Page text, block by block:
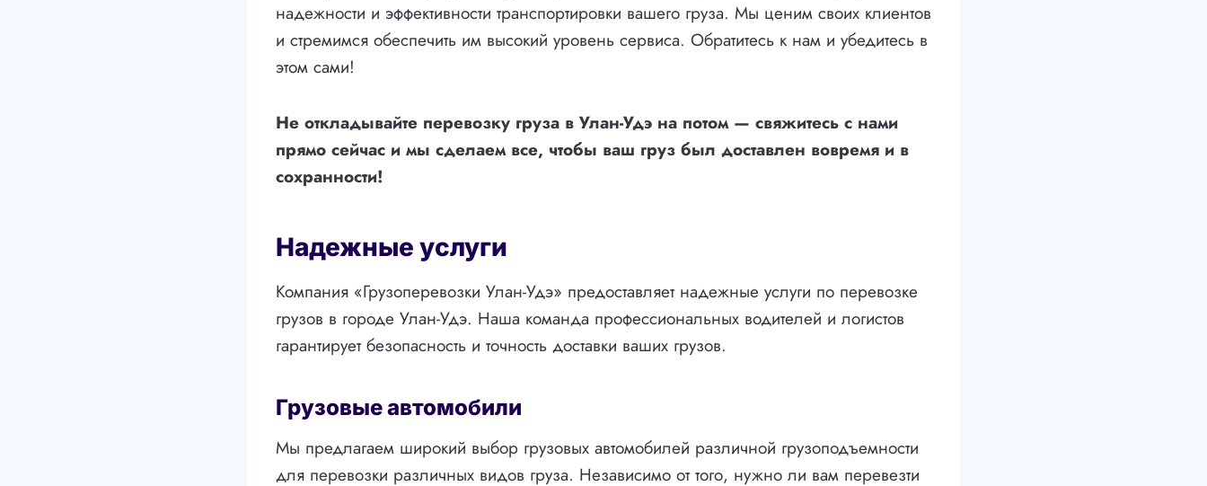
надежности и эффективности транспортировки вашего груза. Мы ценим своих клиентов
и стремимся обеспечить им высокий уровень сервиса. Обратитесь к нам и убедитесь в
этом сами!
Не откладывайте перевозку груза в Улан-Удэ на потом — свяжитесь с нами
прямо сейчас и мы сделаем все, чтобы ваш груз был доставлен вовремя и в
сохранности!
Надежные услуги
Компания «Грузоперевозки Улан-Удэ» предоставляет надежные услуги по перевозке
грузов в городе Улан-Удэ. Наша команда профессиональных водителей и логистов
гарантирует безопасность и точность доставки ваших грузов.
Грузовые автомобили
Мы предлагаем широкий выбор грузовых автомобилей различной грузоподъемности
для перевозки различных видов груза. Независимо от того, нужно ли вам перевезти